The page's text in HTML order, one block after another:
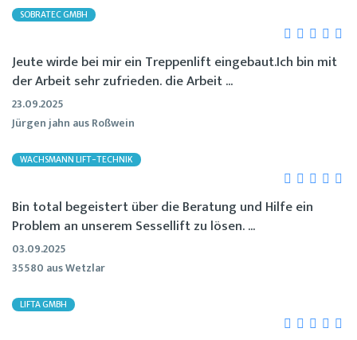
SOBRATEC GMBH
Jeute wirde bei mir ein Treppenlift eingebaut.Ich bin mit
der Arbeit sehr zufrieden. die Arbeit ...
23.09.2025
Jürgen jahn aus Roßwein
WACHSMANN LIFT-TECHNIK
Bin total begeistert über die Beratung und Hilfe ein
Problem an unserem Sessellift zu lösen. ...
03.09.2025
35580 aus Wetzlar
LIFTA GMBH